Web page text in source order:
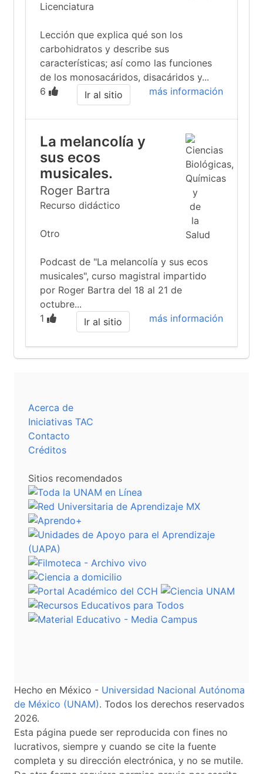
Licenciatura
Lección que explica qué son los
carbohidratos y describe sus
características; así como las funciones
de los monosacáridos, disacáridos y...
6
más información
Ir al sitio
La melancolía y
sus ecos
musicales.
Roger Bartra
Recurso didáctico
Otro
Podcast de "La melancolía y sus ecos
musicales", curso magistral impartido
por Roger Bartra del 18 al 21 de
octubre...
1
más información
Ir al sitio
Acerca de
Iniciativas TAC
Contacto
Créditos
Sitios recomendados
Hecho en México - Universidad Nacional Autónoma
de México (UNAM). Todos los derechos reservados
2026.
Esta página puede ser reproducida con fines no
lucrativos, siempre y cuando se cite la fuente
completa y su dirección electrónica, y no se mutile.